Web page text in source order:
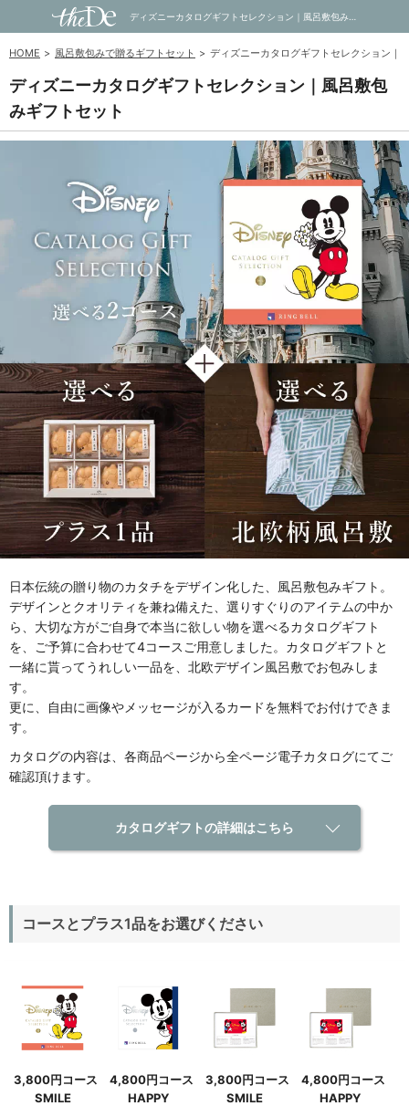
ディズニーカタログギフトセレクション｜風呂敷包みギフトセット｜内祝い・お祝い・ギフト・贈り物の通販サイトtheDe(ザディー)
HOME 風呂敷包みで贈るギフトセット ディズニーカタログギフトセレクション｜
ディズニーカタログギフトセレクション｜風呂敷包
みギフトセット
日本伝統の贈り物のカタチをデザイン化した、風呂敷包みギフト。
デザインとクオリティを兼ね備えた、選りすぐりのアイテムの中か
ら、大切な方がご自身で本当に欲しい物を選べるカタログギフト
を、ご予算に合わせて4コースご用意しました。カタログギフトと
一緒に貰ってうれしい一品を、北欧デザイン風呂敷でお包みしま
す。
更に、自由に画像やメッセージが入るカードを無料でお付けできま
す。
カタログの内容は、各商品ページから全ページ電子カタログにてご
確認頂けます。
カタログギフトの詳細はこちら
コースとプラス1品をお選びください
3,800円コース
SMILE
4,800円コース
HAPPY
3,800円コース
SMILE
4,800円コース
HAPPY